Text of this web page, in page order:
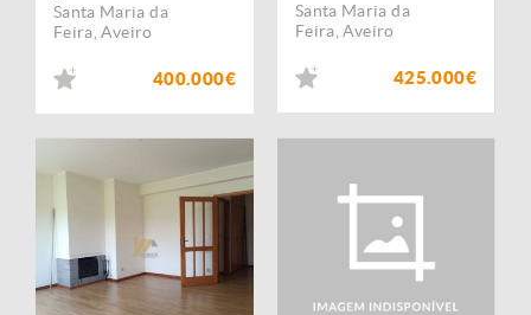
Santa Maria da
Feira ,Aveiro
400.000€
Santa Maria da
Feira ,Aveiro
425.000€